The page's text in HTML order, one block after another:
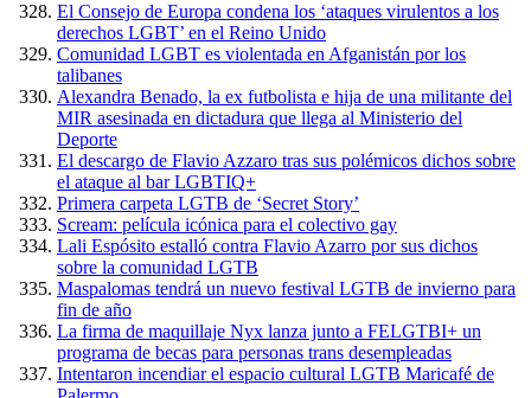
El Consejo de Europa condena los ‘ataques virulentos a los
derechos LGBT’ en el Reino Unido
Comunidad LGBT es violentada en Afganistán por los
talibanes
Alexandra Benado, la ex futbolista e hija de una militante del
MIR asesinada en dictadura que llega al Ministerio del
Deporte
El descargo de Flavio Azzaro tras sus polémicos dichos sobre
el ataque al bar LGBTIQ+
Primera carpeta LGTB de ‘Secret Story’
Scream: película icónica para el colectivo gay
Lali Espósito estalló contra Flavio Azarro por sus dichos
sobre la comunidad LGTB
Maspalomas tendrá un nuevo festival LGTB de invierno para
fin de año
La firma de maquillaje Nyx lanza junto a FELGTBI+ un
programa de becas para personas trans desempleadas
Intentaron incendiar el espacio cultural LGTB Maricafé de